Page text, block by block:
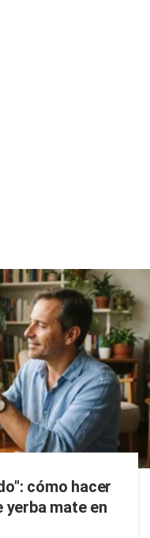
cómo hacer
mate en